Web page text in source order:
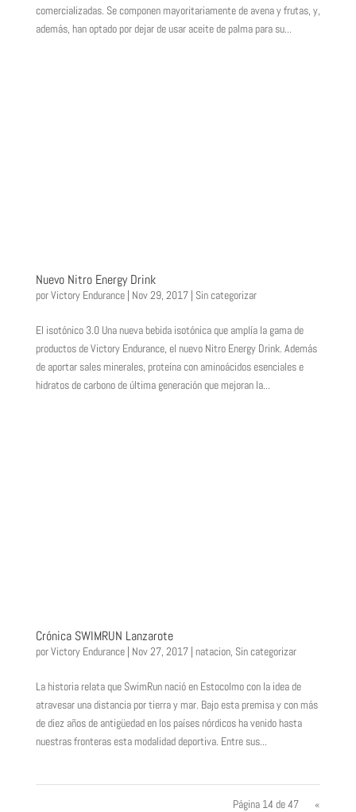
comercializadas. Se componen mayoritariamente de avena y frutas, y,
además, han optado por dejar de usar aceite de palma para su...
Nuevo Nitro Energy Drink
porVictory Endurance| Nov 29, 2017| Sin categorizar
El isotónico 3.0 Una nueva bebida isotónica que amplía la gama de
productos de Victory Endurance, el nuevo Nitro Energy Drink. Además
de aportar sales minerales, proteína con aminoácidos esenciales e
hidratos de carbono de última generación que mejoran la...
Crónica SWIMRUN Lanzarote
porVictory Endurance| Nov 27, 2017| natacion, Sin categorizar
La historia relata que SwimRun nació en Estocolmo con la idea de
atravesar una distancia por tierra y mar. Bajo esta premisa y con más
de diez años de antigüedad en los países nórdicos ha venido hasta
nuestras fronteras esta modalidad deportiva. Entre sus...
Página 14 de 47
«